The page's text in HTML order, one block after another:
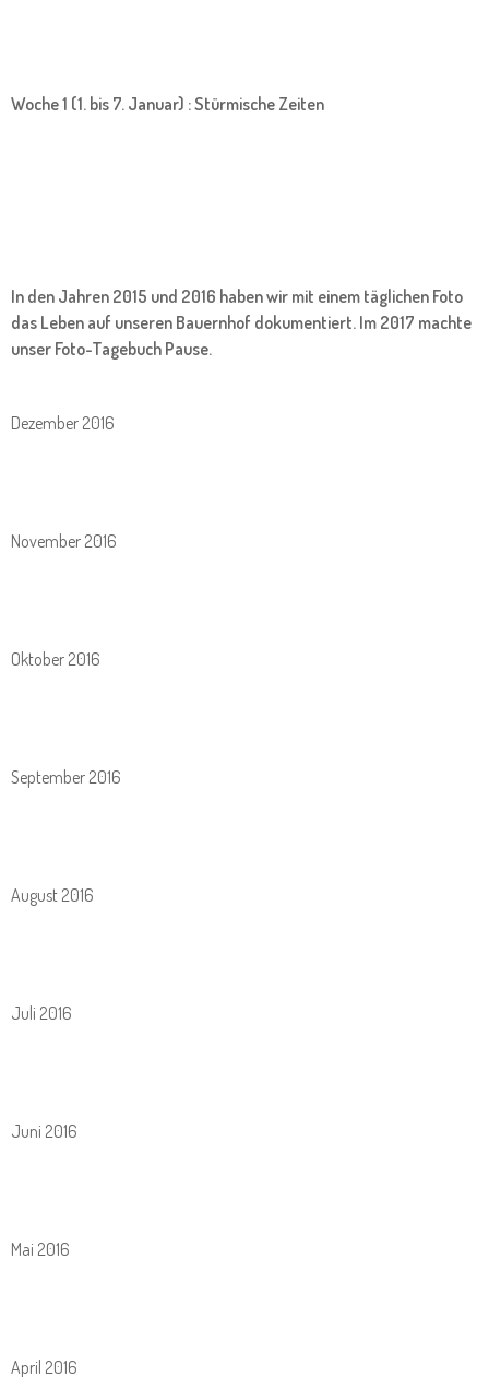
Woche 1 (1. bis 7. Januar) : Stürmische Zeiten
In den Jahren 2015 und 2016 haben wir mit einem täglichen Foto
das Leben auf unseren Bauernhof dokumentiert. Im 2017 machte
unser Foto-Tagebuch Pause.
Dezember 2016
November 2016
Oktober 2016
September 2016
August 2016
Juli 2016
Juni 2016
Mai 2016
April 2016